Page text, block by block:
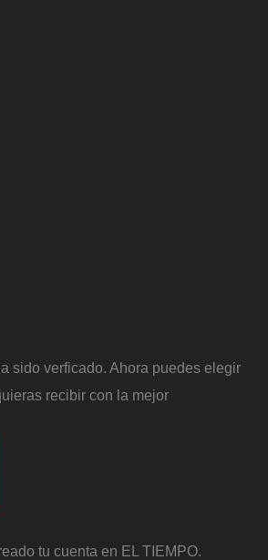
sido verficado. Ahora puedes elegir
recibir con la mejor
tu cuenta en EL TIEMPO.